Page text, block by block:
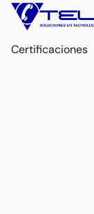
Certificaciones